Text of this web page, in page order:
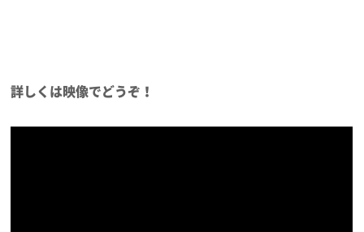
詳しくは映像でどうぞ！